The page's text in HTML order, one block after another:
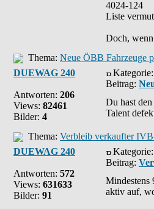
4024-124
Liste
Doch,
Thema: Neue ÖBB Fahrzeuge
DUEWAG 240
Antworten: 206
Views: 82461
Bilder: 4
Kategorie:
Beitrag:
Du hast
Talent
Thema: Verbleib verkaufter
DUEWAG 240
Antworten: 572
Views: 631633
Bilder: 91
Kategorie:
Beitrag:
Mindestens
aktiv auf,